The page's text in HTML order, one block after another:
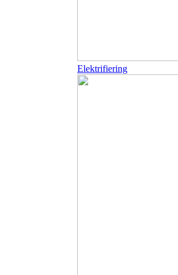
Elektrifiering